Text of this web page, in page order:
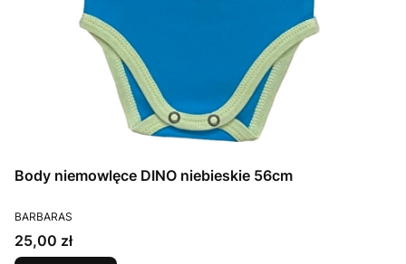
Body niemowlęce DINO niebieskie 56cm
PRODUCENT
BARBARAS
Cena
25,00 zł